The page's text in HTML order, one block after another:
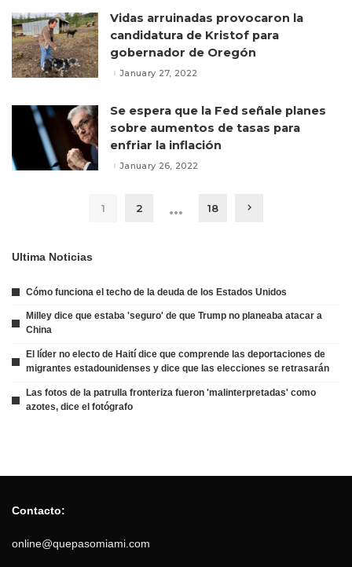
Vidas arruinadas provocaron la
candidatura de Kristof para
gobernador de Oregón
January 27, 2022
Se espera que la Fed señale planes
sobre aumentos de tasas para
enfriar la inflación
January 26, 2022
1 2 … 18
Ultima Noticias
Cómo funciona el techo de la deuda de los Estados Unidos
Milley dice que estaba 'seguro' de que Trump no planeaba atacar a
China
El líder no electo de Haití dice que comprende las deportaciones de
migrantes estadounidenses y dice que las elecciones se retrasarán
Las fotos de la patrulla fronteriza fueron 'malinterpretadas' como
azotes, dice el fotógrafo
Contacto:
online@quepasomiami.com